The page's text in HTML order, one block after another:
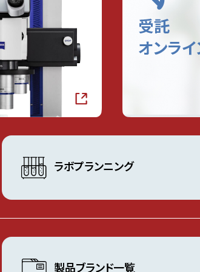
ラボプランニング
製品ブランド一覧